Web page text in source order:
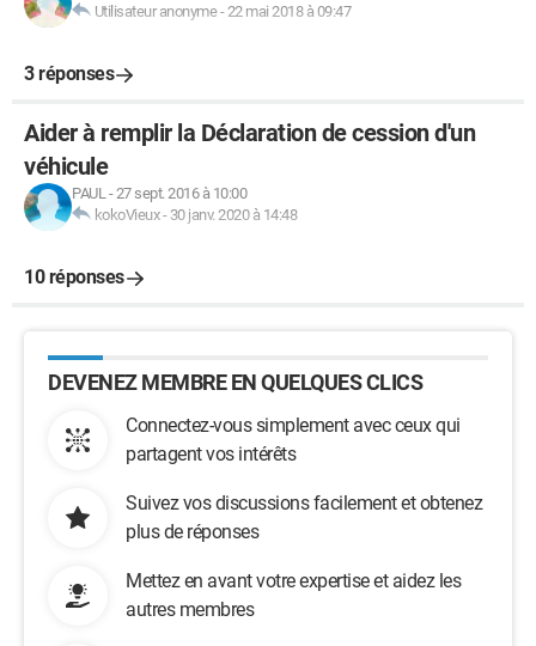
Utilisateur anonyme-22 mai 2018 à 09:47
3 réponses
Aider à remplir la Déclaration de cession d'un
véhicule
PAUL-27 sept. 2016 à 10:00
kokoVieux- 30 janv. 2020 à 14:48
10 réponses
DEVENEZ MEMBRE EN QUELQUES CLICS
Connectez-vous simplement avec ceux qui
partagent vos intérêts
Suivez vos discussions facilement et obtenez
plus de réponses
Mettez en avant votre expertise et aidez les
autres membres